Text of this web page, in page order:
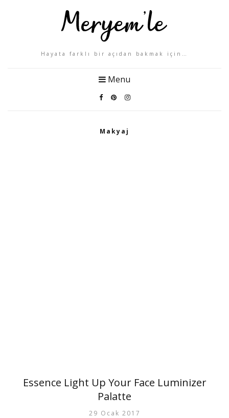
Hayata farklı bir açıdan bakmak için…
Menu
Makyaj
Essence Light Up Your Face Luminizer
Palatte
29 Ocak 2017